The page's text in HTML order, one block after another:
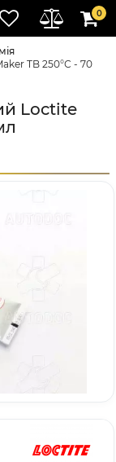
0
TB 250°С - 70
Loctite